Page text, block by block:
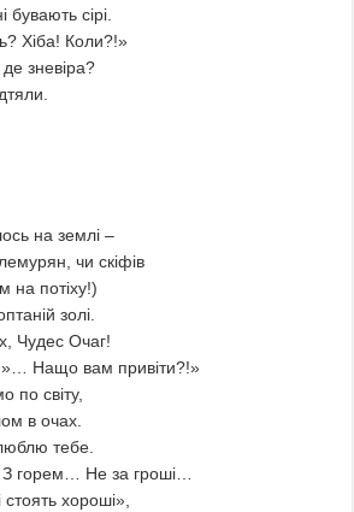
сірі.
Хіба! Коли?!»
зневіра?
на землі –
чи скіфів
на потіху!)
золі.
Чудес Очаг!
Нащо вам привіти?!»
по світу,
в очах.
тебе.
горем… Не за гроші…
хороші»,